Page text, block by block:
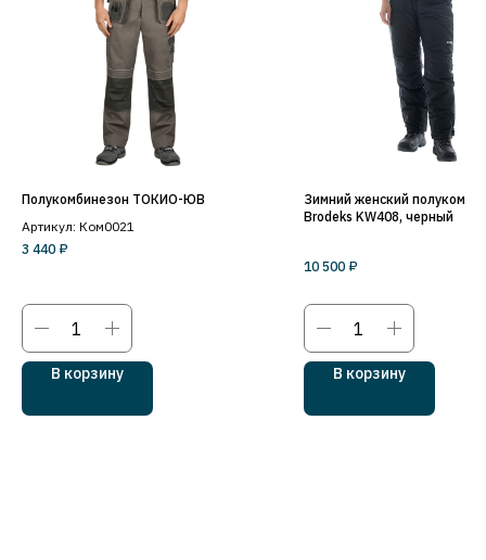
Полукомбинезон ТОКИО-ЮВ
Артикул: Ком0021
3 440 ₽
В корзину
Зимний женский
Brodeks KW408, черный
10 500 ₽
В корзину